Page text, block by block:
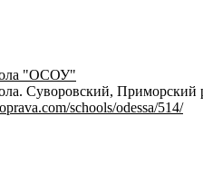
"ОСОУ"
Суворовский, Приморский
schools/odessa/514/